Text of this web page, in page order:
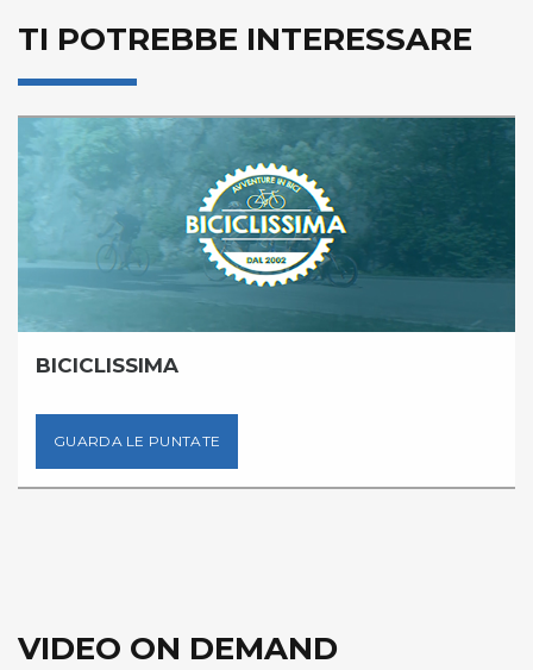
TI POTREBBE INTERESSARE
BICICLISSIMA
GUARDA LE PUNTATE
VIDEO ON DEMAND